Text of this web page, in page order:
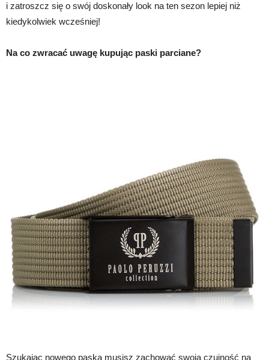
i zatroszcz się o swój doskonały look na ten sezon lepiej niż
kiedykolwiek wcześniej!
Na co zwracać uwagę kupując paski parciane?
Szukając nowego paska musisz zachować swoją czujność na